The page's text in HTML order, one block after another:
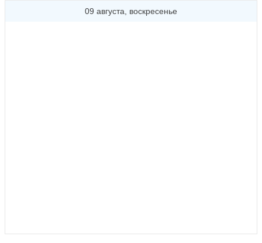
09 августа, воскресенье